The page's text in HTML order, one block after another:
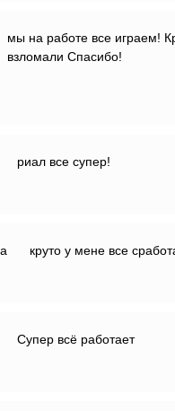
мы на работе все играем!
взломали Спасибо!
риал все супер!
круто у мене все
Супер всё работает